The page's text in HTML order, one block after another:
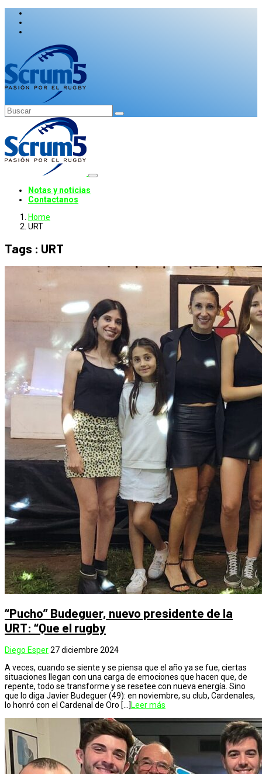
Notas y noticias
Contactanos
Home
URT
Tags : URT
“Pucho” Budeguer, nuevo presidente de la
URT: “Que el rugby
Diego Esper27 diciembre 2024
A veces, cuando se siente y se piensa que el año ya se fue, ciertas
situaciones llegan con una carga de emociones que hacen que, de
repente, todo se transforme y se resetee con nueva energía. Sino
que lo diga Javier Budeguer (49): en noviembre, su club, Cardenales,
lo honró con el Cardenal de Oro […] Leer más